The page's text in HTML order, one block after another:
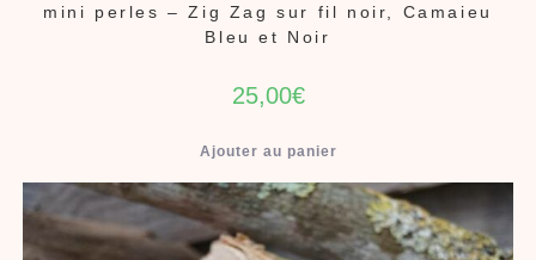
mini perles – Zig Zag sur fil noir, Camaieu
Bleu et Noir
25,00€
Ajouter au panier